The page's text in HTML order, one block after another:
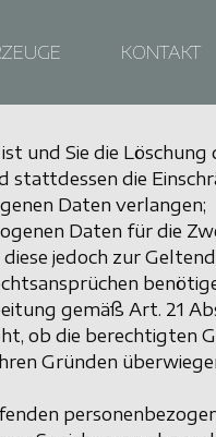
KONTAKT
und Sie die Löschung
stattdessen die
Daten verlangen;
Daten für die
jedoch zur
gemäß Art. 21
ob die berechtigten
Gründen